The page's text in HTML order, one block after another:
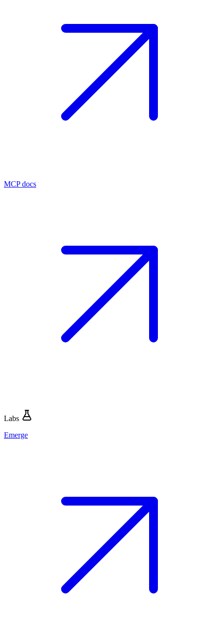
MCP docs
Labs
Emerge